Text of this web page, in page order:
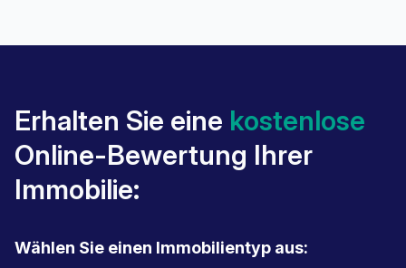
Erhalten Sie eine kostenlose
Online-Bewertung Ihrer
Immobilie:
Wählen Sie einen Immobilientyp aus: